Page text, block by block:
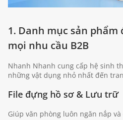
1. Danh mục sản phẩm
mọi nhu cầu B2B
Nhanh Nhanh cung cấp hệ sinh
những vật dụng nhỏ nhất đến
File đựng hồ sơ & Lưu trữ
Giúp văn phòng luôn ngăn nắp